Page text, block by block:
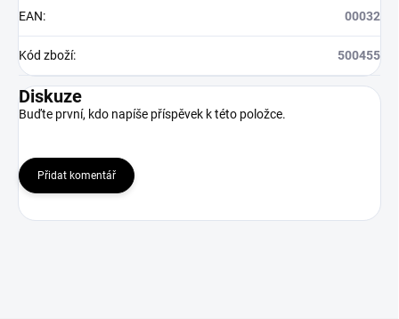
EAN: 00032
Kód zboží: 500455
Diskuze
Buďte první, kdo napíše příspěvek k této položce.
Přidat komentář